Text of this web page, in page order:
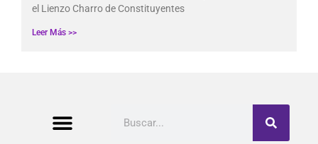
el Lienzo Charro de Constituyentes
Leer Más >>